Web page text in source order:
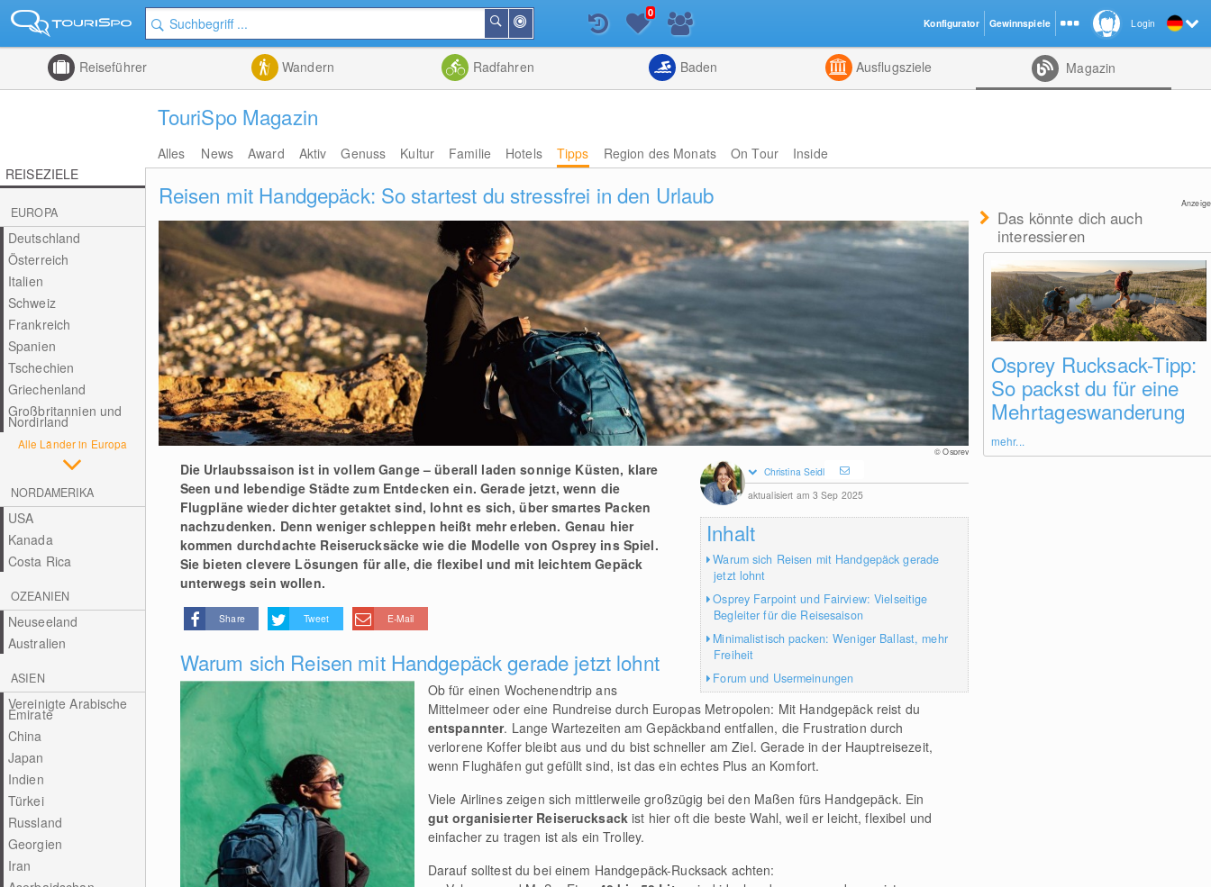
der
Nähe
Suchen
Listenansicht
Kombiniert
0
Reiseführer Wandern Radfahren Baden Ausflugsziele Magazin
TouriSpo Magazin
Alles News Award Aktiv Genuss Kultur Familie Hotels Tipps Region des Monats On Tour
Inside
REISEZIELE
EUROPA
Deutschland
Österreich
Italien
Schweiz
Frankreich
Spanien
Tschechien
Griechenland
Großbritannien und
Nordirland
Alle Länder in Europa
NORDAMERIKA
USA
Kanada
Costa Rica
OZEANIEN
Neuseeland
Australien
ASIEN
Vereinigte Arabische
Emirate
China
Japan
Indien
Türkei
Russland
Georgien
Iran
Reisen mit Handgepäck: So startest du stressfrei in den Urlaub
© Osprey
Christina Seidl
aktualisiert am 3 Sep 2025
Inhalt
Warum sich Reisen mit Handgepäck gerade
jetzt lohnt
Osprey Farpoint und Fairview: Vielseitige
Begleiter für die Reisesaison
Minimalistisch packen: Weniger Ballast, mehr
Freiheit
Forum und Usermeinungen
Die Urlaubssaison ist in vollem Gange – überall laden sonnige Küsten, klare
Seen und lebendige Städte zum Entdecken ein. Gerade jetzt, wenn die
Flugpläne wieder dichter getaktet sind, lohnt es sich, über smartes Packen
nachzudenken. Denn weniger schleppen heißt mehr erleben. Genau hier
kommen durchdachte Reiserucksäcke wie die Modelle von Osprey ins Spiel.
Sie bieten clevere Lösungen für alle, die flexibel und mit leichtem Gepäck
unterwegs sein wollen.
Share Tweet E-Mail
Warum sich Reisen mit Handgepäck gerade jetzt lohnt
Ob für einen Wochenendtrip ans
Mittelmeer oder eine Rundreise durch Europas Metropolen: Mit Handgepäck reist du
entspannter. Lange Wartezeiten am Gepäckband entfallen, die Frustration durch
verlorene Koffer bleibt aus und du bist schneller am Ziel. Gerade in der Hauptreisezeit,
wenn Flughäfen gut gefüllt sind, ist das ein echtes Plus an Komfort.
Viele Airlines zeigen sich mittlerweile großzügig bei den Maßen fürs Handgepäck. Ein
gut organisierter Reiserucksack ist hier oft die beste Wahl, weil er leicht, flexibel und
einfacher zu tragen ist als ein Trolley.
Darauf solltest du bei einem Handgepäck-Rucksack achten:
Anzeige
Das könnte dich auch
interessieren
Osprey Rucksack-Tipp:
So packst du für eine
Mehrtageswanderung
mehr...
Login
Konfigurator Gewinnspiele